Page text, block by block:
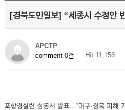
[경북도민일보] “세종시 수정안
APCTP
comment 0건
Hit 11,156
포항경실련 성명서 발표…“대구·경북 피해